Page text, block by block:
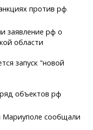
против рф
заявление рф о
области
запуск "новой
объектов рф
Мариуполе сообщали